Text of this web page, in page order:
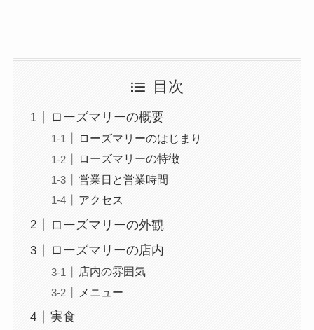
目次
ローズマリーの概要
ローズマリーのはじまり
ローズマリーの特徴
営業日と営業時間
アクセス
ローズマリーの外観
ローズマリーの店内
店内の雰囲気
メニュー
実食